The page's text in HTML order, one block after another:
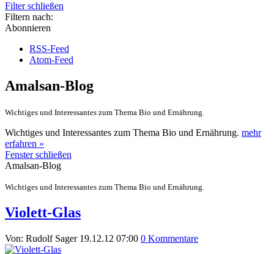
Filter schließen
Filtern nach:
Abonnieren
RSS-Feed
Atom-Feed
Amalsan-Blog
Wichtiges und Interessantes zum Thema Bio und Ernährung.
Wichtiges und Interessantes zum Thema Bio und Ernährung. mehr
erfahren »
Fenster schließen
Amalsan-Blog
Wichtiges und Interessantes zum Thema Bio und Ernährung.
Violett-Glas
Von: Rudolf Sager 19.12.12 07:00 0 Kommentare